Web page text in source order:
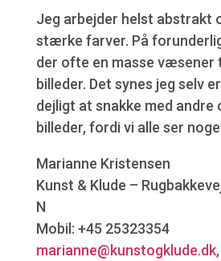
Jeg arbejder helst abstrakt
stærke farver. På
der ofte en masse væsener
billeder. Det synes jeg selv
dejligt at snakke med andre
billeder, fordi vi alle ser
Marianne Kristensen
Kunst & Klude –
N
Mobil: +45 25323354
marianne@kunstogklude.dk,